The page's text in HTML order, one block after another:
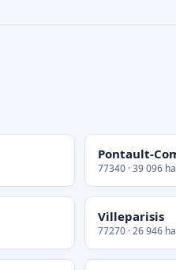
Pontault-
77340 · 39 096
Villeparisis
77270 · 26 946